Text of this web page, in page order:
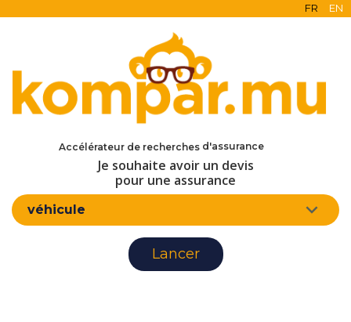
FR EN
Accélérateur de recherches gratuit
sans engagement
d'assurance
Je souhaite avoir un devis
pour une assurance
véhicule
Lancer